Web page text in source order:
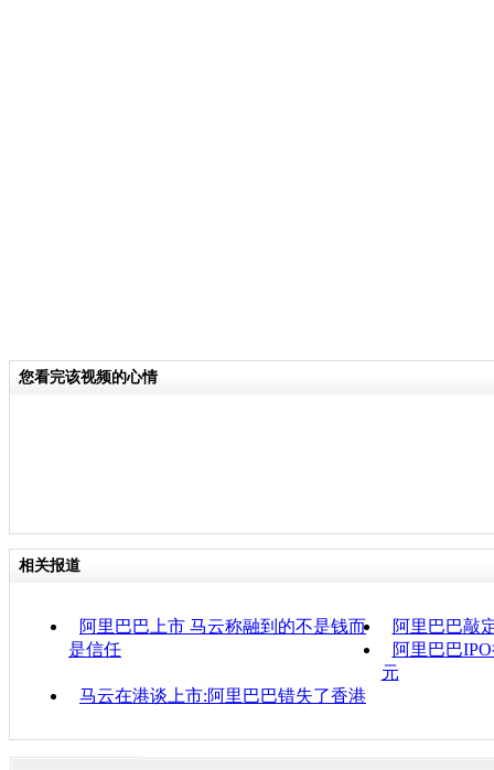
您看完该视频的心情
相关报道
阿里巴巴上市 马云称融到的不是钱而
是信任
阿里巴巴敲
阿里巴巴
元
马云在港谈上市:阿里巴巴错失了香港